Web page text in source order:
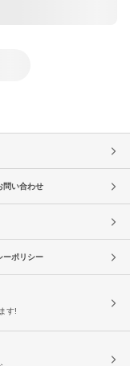
問い合わせ
ーポリシー
す!